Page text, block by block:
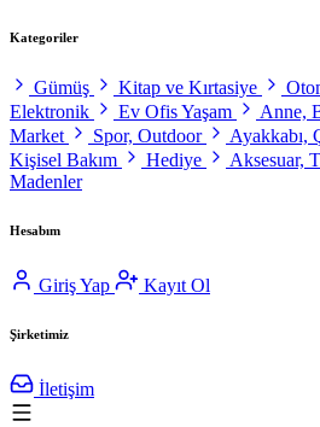
Kategoriler
Gümüş Kitap ve Kırtasiye
Elektronik
Ev Ofis Yaşam Anne,
Market
Spor, Outdoor Ayakkabı,
Kişisel Bakım
Hediye Aksesuar,
Madenler
Hesabım
Giriş Yap Kayıt Ol
Şirketimiz
İletişim